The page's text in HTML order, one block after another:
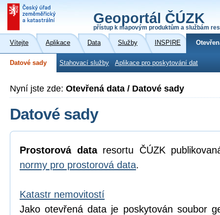
Geoportál ČÚZK
přístup k mapovým produktům a službám
Vítejte Aplikace Data Služby INSPIRE
Datové sady Stahovací služby Aplikace pro poskytování dat
Nyní jste zde: Otevřená data / Datové sady
Datové sady
Prostorová data resortu ČÚZK
normy pro prostorová data.
Katastr nemovitostí
Jako otevřená data je poskytován soubor